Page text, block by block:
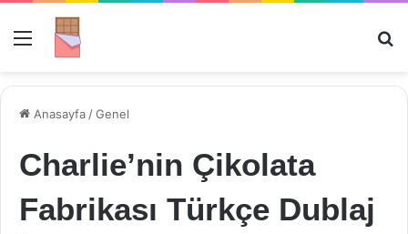
Menü
Anasayfa /Genel
Charlie’nin Çikolata
Fabrikası Türkçe Dublaj